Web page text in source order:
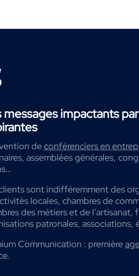
messages impactants
deconférenciers en
assemblées générales,
sont indifféremment des
locales, chambres de
des métiers et de
patronales, associations,
Communication : première